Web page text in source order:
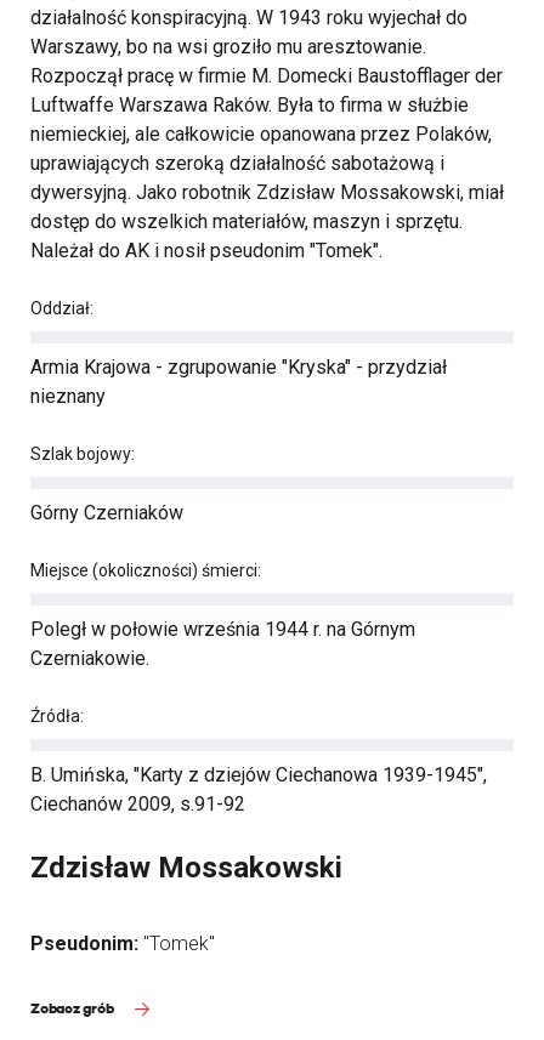
działalność konspiracyjną. W 1943 roku wyjechał do
Warszawy, bo na wsi groziło mu aresztowanie.
Rozpoczął pracę w firmie M. Domecki Baustofflager der
Luftwaffe Warszawa Raków. Była to firma w służbie
niemieckiej, ale całkowicie opanowana przez Polaków,
uprawiających szeroką działalność sabotażową i
dywersyjną. Jako robotnik Zdzisław Mossakowski, miał
dostęp do wszelkich materiałów, maszyn i sprzętu.
Należał do AK i nosił pseudonim "Tomek".
Oddział:
Armia Krajowa - zgrupowanie "Kryska" - przydział
nieznany
Szlak bojowy:
Górny Czerniaków
Miejsce (okoliczności) śmierci:
Poległ w połowie września 1944 r. na Górnym
Czerniakowie.
Źródła:
B. Umińska, "Karty z dziejów Ciechanowa 1939-1945",
Ciechanów 2009, s.91-92
Zdzisław Mossakowski
Pseudonim: "Tomek"
Zobacz grób